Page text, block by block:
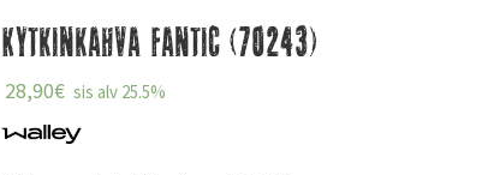
Kytkinkahva Fantic (70243)
28,90€ sis alv 25.5%